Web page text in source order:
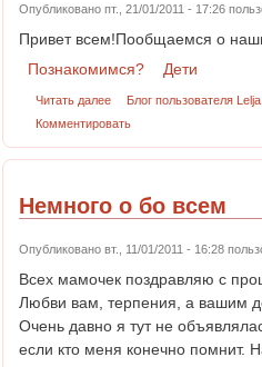
Опубликовано пт., 21/01/2011 - 17:26
Привет всем!Пообщаемся о
Познакомимся?
Дети
Читать далее Блог пользователя
Комментировать
Немного о бо всем
Опубликовано вт., 11/01/2011 - 16:28
Всех мамочек поздравляю с
Любви вам, терпения, а вашим
Очень давно я тут не
если кто меня конечно помнит.